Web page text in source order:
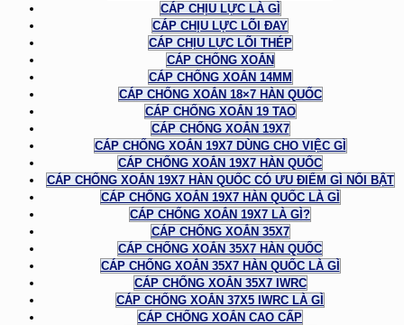
CÁP CHỊU LỰC LÀ GÌ
CÁP CHỊU LỰC LÕI ĐAY
CÁP CHỊU LỰC LÕI THÉP
CÁP CHỐNG XOẮN
CÁP CHỐNG XOẮN 14MM
CÁP CHỐNG XOẮN 18×7 HÀN QUỐC
CÁP CHỐNG XOẮN 19 TAO
CÁP CHỐNG XOẮN 19X7
CÁP CHỐNG XOẮN 19X7 DÙNG CHO VIỆC GÌ
CÁP CHỐNG XOẮN 19X7 HÀN QUỐC
CÁP CHỐNG XOẮN 19X7 HÀN QUỐC CÓ ƯU ĐIỂM GÌ NỔI BẬT
CÁP CHỐNG XOẮN 19X7 HÀN QUỐC LÀ GÌ
CÁP CHỐNG XOẮN 19X7 LÀ GÌ?
CÁP CHỐNG XOẮN 35X7
CÁP CHỐNG XOẮN 35X7 HÀN QUỐC
CÁP CHỐNG XOẮN 35X7 HÀN QUỐC LÀ GÌ
CÁP CHỐNG XOẮN 35X7 IWRC
CÁP CHỐNG XOẮN 37X5 IWRC LÀ GÌ
CÁP CHỐNG XOẮN CAO CẤP